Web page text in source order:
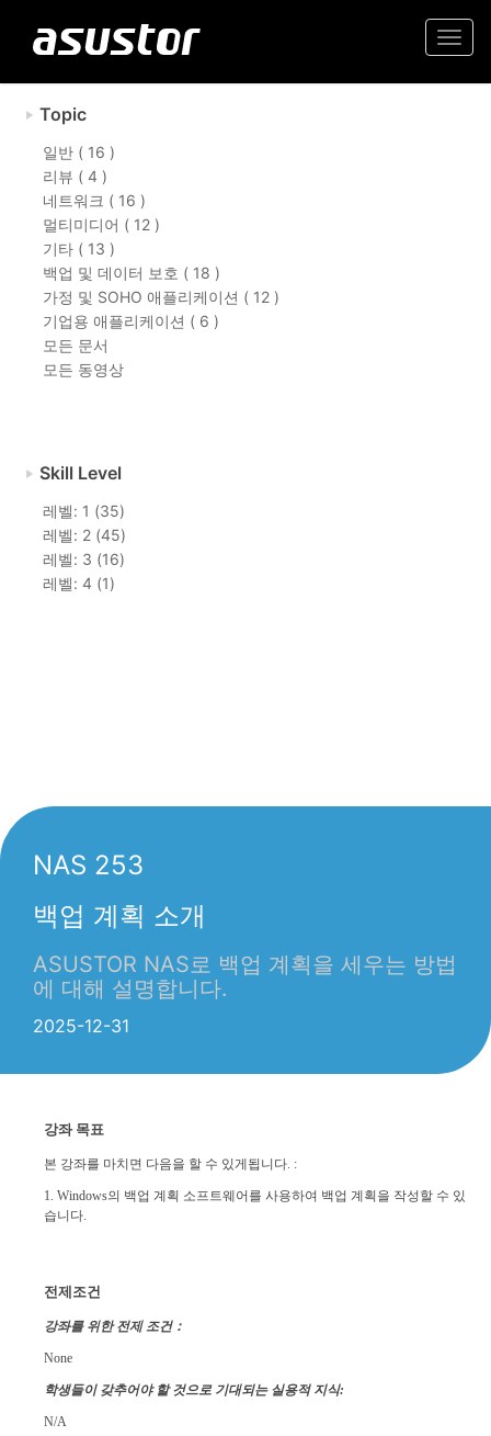
Topic
일반 ( 16 )
리뷰 ( 4 )
네트워크 ( 16 )
멀티미디어 ( 12 )
기타 ( 13 )
백업 및 데이터 보호 ( 18 )
가정 및 SOHO 애플리케이션 ( 12 )
기업용 애플리케이션 ( 6 )
모든 문서
모든 동영상
Skill Level
레벨: 1 (35)
레벨: 2 (45)
레벨: 3 (16)
레벨: 4 (1)
NAS 253
백업 계획 소개
ASUSTOR NAS로 백업 계획을 세우는 방법
에 대해 설명합니다.
2025-12-31
강좌 목표
본 강좌를 마치면 다음을 할 수 있게됩니다. :
1. Windows의 백업 계획 소프트웨어를 사용하여 백업 계획을 작성할 수 있
습니다.
전제조건
강좌를 위한 전제 조건：
None
학생들이 갖추어야 할 것으로 기대되는 실용적 지식:
N/A